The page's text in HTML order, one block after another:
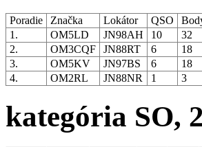
Poradie Značka Lokátor QSO
1.
OM5LD JN98AH 10 32
2.
OM3CQF JN88RT 6 18
3.
OM5KV JN97BS 6 18
4.
OM2RL JN88NR 1 3
kategória SO,